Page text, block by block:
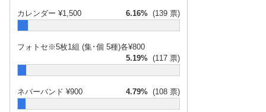
カレンダー ¥1,500 6.16% (139 票)
フォトセ※5枚1組 (集･個 5種)各¥800
5.19% (117 票)
ネバーバンド ¥900 4.79% (108 票)